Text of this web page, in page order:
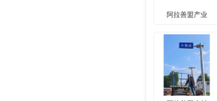
阿拉善盟产业